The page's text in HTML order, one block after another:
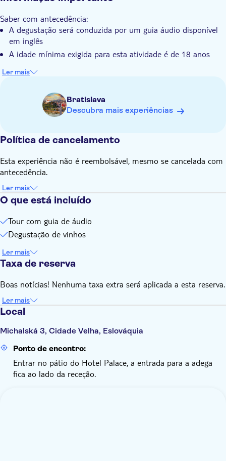
Saber com antecedência:
A degustação será conduzida por um guia áudio disponível
em inglês
A idade mínima exigida para esta atividade é de 18 anos
Ler mais
Bratislava
Descubra mais experiências
Política de cancelamento
Esta experiência não é reembolsável, mesmo se cancelada com
antecedência.
Ler mais
O que está incluído
Tour com guia de áudio
Degustação de vinhos
Ler mais
Taxa de reserva
Boas notícias! Nenhuma taxa extra será aplicada a esta reserva.
Ler mais
Local
Michalská 3, Cidade Velha, Eslováquia
Ponto de encontro:
Entrar no pátio do Hotel Palace, a entrada para a adega
fica ao lado da receção.